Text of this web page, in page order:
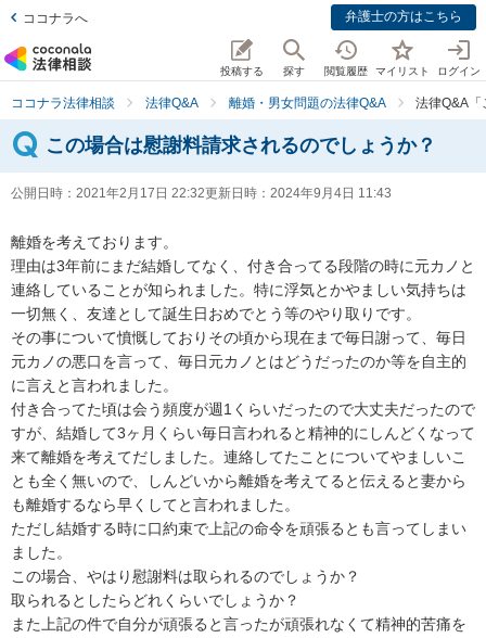
ココナラへ 弁護士の方はこちら
投稿する 探す 閲覧履歴 マイリスト ログイン
ココナラ法律相談 法律Q&A 離婚・男女問題の法律Q&A 法律Q&A「
この場合は慰謝料請求されるのでしょうか？
公開日時： 2021年2月17日 22:32更新日時： 2024年9月4日 11:43
離婚を考えております。
理由は3年前にまだ結婚してなく、付き合ってる段階の時に元カノと
連絡していることが知られました。特に浮気とかやましい気持ちは
一切無く、友達として誕生日おめでとう等のやり取りです。
その事について憤慨しておりその頃から現在まで毎日謝って、毎日
元カノの悪口を言って、毎日元カノとはどうだったのか等を自主的
に言えと言われました。
付き合ってた頃は会う頻度が週1くらいだったので大丈夫だったので
すが、結婚して3ヶ月くらい毎日言われると精神的にしんどくなって
来て離婚を考えてだしました。連絡してたことについてやましいこ
とも全く無いので、しんどいから離婚を考えてると伝えると妻から
も離婚するなら早くしてと言われました。
ただし結婚する時に口約束で上記の命令を頑張るとも言ってしまい
ました。
この場合、やはり慰謝料は取られるのでしょうか？
取られるとしたらどれくらいでしょうか？
また上記の件で自分が頑張ると言ったが頑張れなくて精神的苦痛を